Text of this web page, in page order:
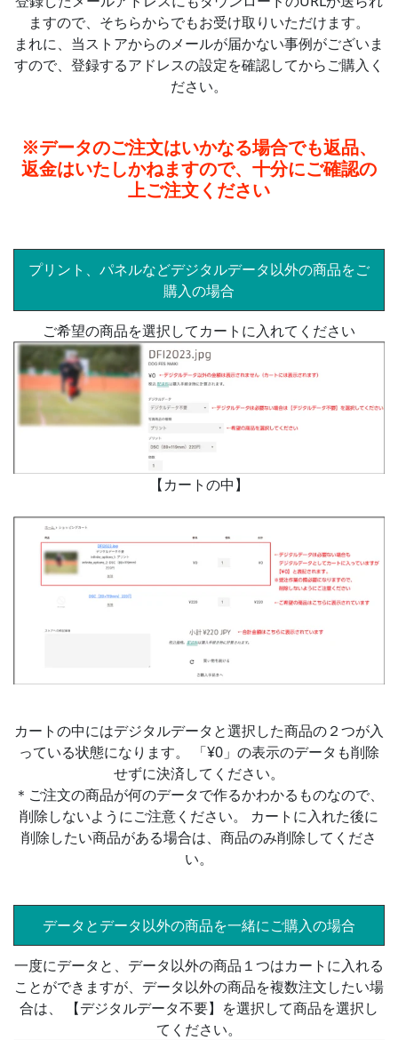
ますので、そちらからでもお受け取りいただけます。
まれに、当ストアからのメールが届かない事例がございま
すので、登録するアドレスの設定を確認してからご購入く
ださい。
※データのご注文はいかなる場合でも返品、
返金はいたしかねますので、十分にご確認の
上ご注文ください
プリント、パネルなどデジタルデータ以外の商品をご
購入の場合
ご希望の商品を選択してカートに入れてください
【カートの中】
カートの中にはデジタルデータと選択した商品の２つが入
っている状態になります。 「¥0」の表示のデータも削除
せずに決済してください。
＊ご注文の商品が何のデータで作るかわかるものなので、
削除しないようにご注意ください。 カートに入れた後に
削除したい商品がある場合は、商品のみ削除してくださ
い。
データとデータ以外の商品を一緒にご購入の場合
一度にデータと、データ以外の商品１つはカートに入れる
ことができますが、データ以外の商品を複数注文したい場
合は、 【デジタルデータ不要】を選択して商品を選択し
てください。